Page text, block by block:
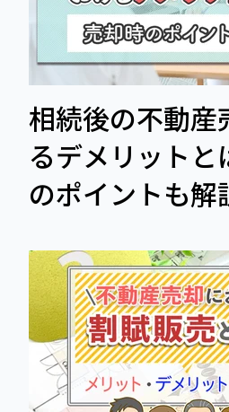
相続後の不動産
るデメリットと
のポイントも解